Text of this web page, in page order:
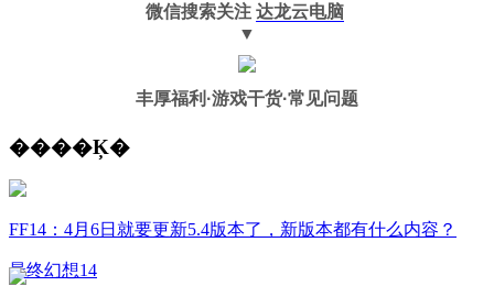
微信搜索关注 达龙云电脑
▼
丰厚福利 ·游戏干货·常见问题
����Ķ�
FF14：4月6日就要更新5.4版本了，新版本都有什么内容？
最终幻想14